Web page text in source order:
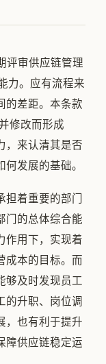
评审供应链管理
力。应有流程来
的差距。本条款
修改而形成
，来认清其是否
发展的基础。
着重要的部门
门的总体综合能
作用下，实现着
成本的目标。而
够及时发现员工
的升职、岗位调
，也有利于提升
障供应链稳定运